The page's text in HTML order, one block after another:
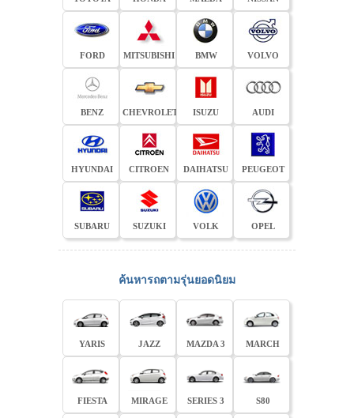
FORD MITSUBISHI BMW VOLVO
BENZ CHEVROLET ISUZU AUDI
HYUNDAI CITROEN DAIHATSU PEUGEOT
SUBARU SUZUKI VOLK OPEL
ค้นหารถตามรุ่นยอดนิยม
YARIS JAZZ MAZDA 3 MARCH
FIESTA MIRAGE SERIES 3 S80